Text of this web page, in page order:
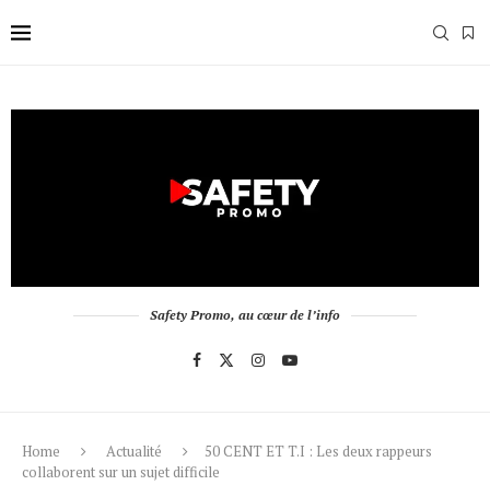
Safety Promo, au cœur de l’info
Home Actualité
50 CENT ET T.I : Les deux rappeurs
collaborent sur un sujet difficile